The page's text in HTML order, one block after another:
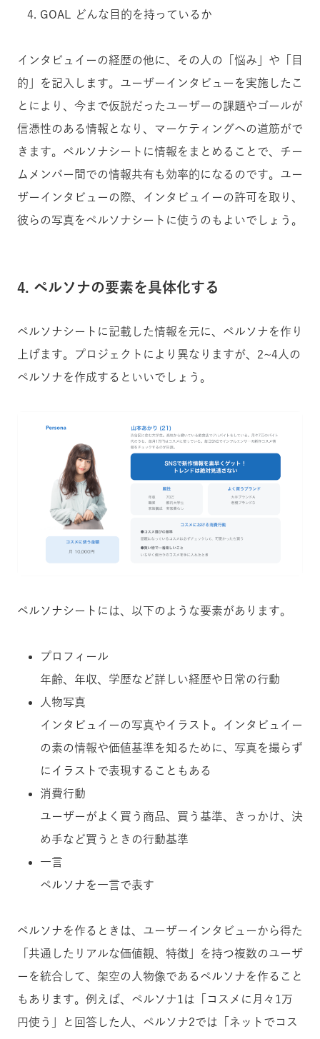
GOAL どんな目的を持っているか
インタビュイーの経歴の他に、その人の「悩み」や「目
的」を記入します。ユーザーインタビューを実施したこ
とにより、今まで仮説だったユーザーの課題やゴールが
信憑性のある情報となり、マーケティングへの道筋がで
きます。ペルソナシートに情報をまとめることで、チー
ムメンバー間での情報共有も効率的になるのです。ユー
ザーインタビューの際、インタビュイーの許可を取り、
彼らの写真をペルソナシートに使うのもよいでしょう。
4. ペルソナの要素を具体化する
ペルソナシートに記載した情報を元に、ペルソナを作り
上げます。プロジェクトにより異なりますが、2~4人の
ペルソナを作成するといいでしょう。
ペルソナシートには、以下のような要素があります。
プロフィール
年齢、年収、学歴など詳しい経歴や日常の行動
人物写真
インタビュイーの写真やイラスト。インタビュイー
の素の情報や価値基準を知るために、写真を撮らず
にイラストで表現することもある
消費行動
ユーザーがよく買う商品、買う基準、きっかけ、決
め手など買うときの行動基準
一言
ペルソナを一言で表す
ペルソナを作るときは、ユーザーインタビューから得た
「共通したリアルな価値観、特徴」を持つ複数のユーザ
ーを統合して、架空の人物像であるペルソナを作ること
もあります。例えば、ペルソナ1は「コスメに月々1万
円使う」と回答した人、ペルソナ2では「ネットでコス